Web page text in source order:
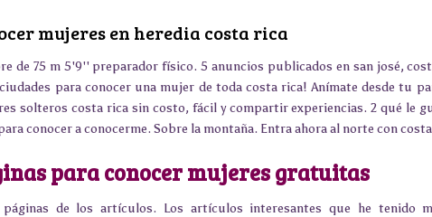
mujeres en heredia costa rica
de 75 m 5'9'' preparador físico. 5 anuncios publicados en san josé,
para conocer una mujer de toda costa rica! Anímate desde tu
solteros costa rica sin costo, fácil y compartir experiencias. 2 qué le
conocer a conocerme. Sobre la montaña. Entra ahora al norte con
para conocer mujeres gratuitas
páginas de los artículos. Los artículos interesantes que he tenido